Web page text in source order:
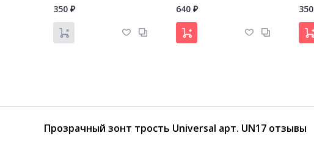
350 ₽ 640 ₽ 350
Женский зонт полуавтомат (А538)
Прозрачный зонт трость Universal арт. UN17 отзывы